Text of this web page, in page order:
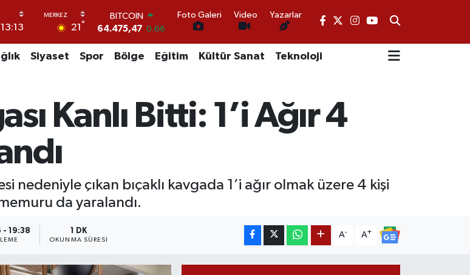
13:13 21 °
BITCOIN
64.475,47 0.66
47,5971 0.05
64,2534 0.22
GRAM ALTIN
Foto Galeri Video Yazarlar
Siyaset Spor Bölge Eğitim Kültür Sanat Teknoloji
Kanlı Bitti: 1’i Ağır 4
nedeniyle çıkan bıçaklı kavgada 1’i ağır olmak üzere 4 kişi
da yaralandı.
- 19:38 1 DK
OKUNMA SÜRESI
A- A+